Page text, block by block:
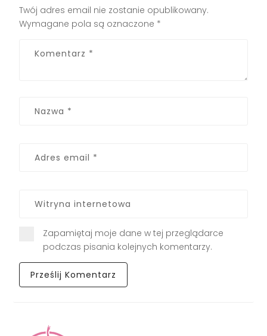
Twój adres email nie zostanie opublikowany.
Wymagane pola są oznaczone *
Zapamiętaj moje dane w tej przeglądarce
podczas pisania kolejnych komentarzy.